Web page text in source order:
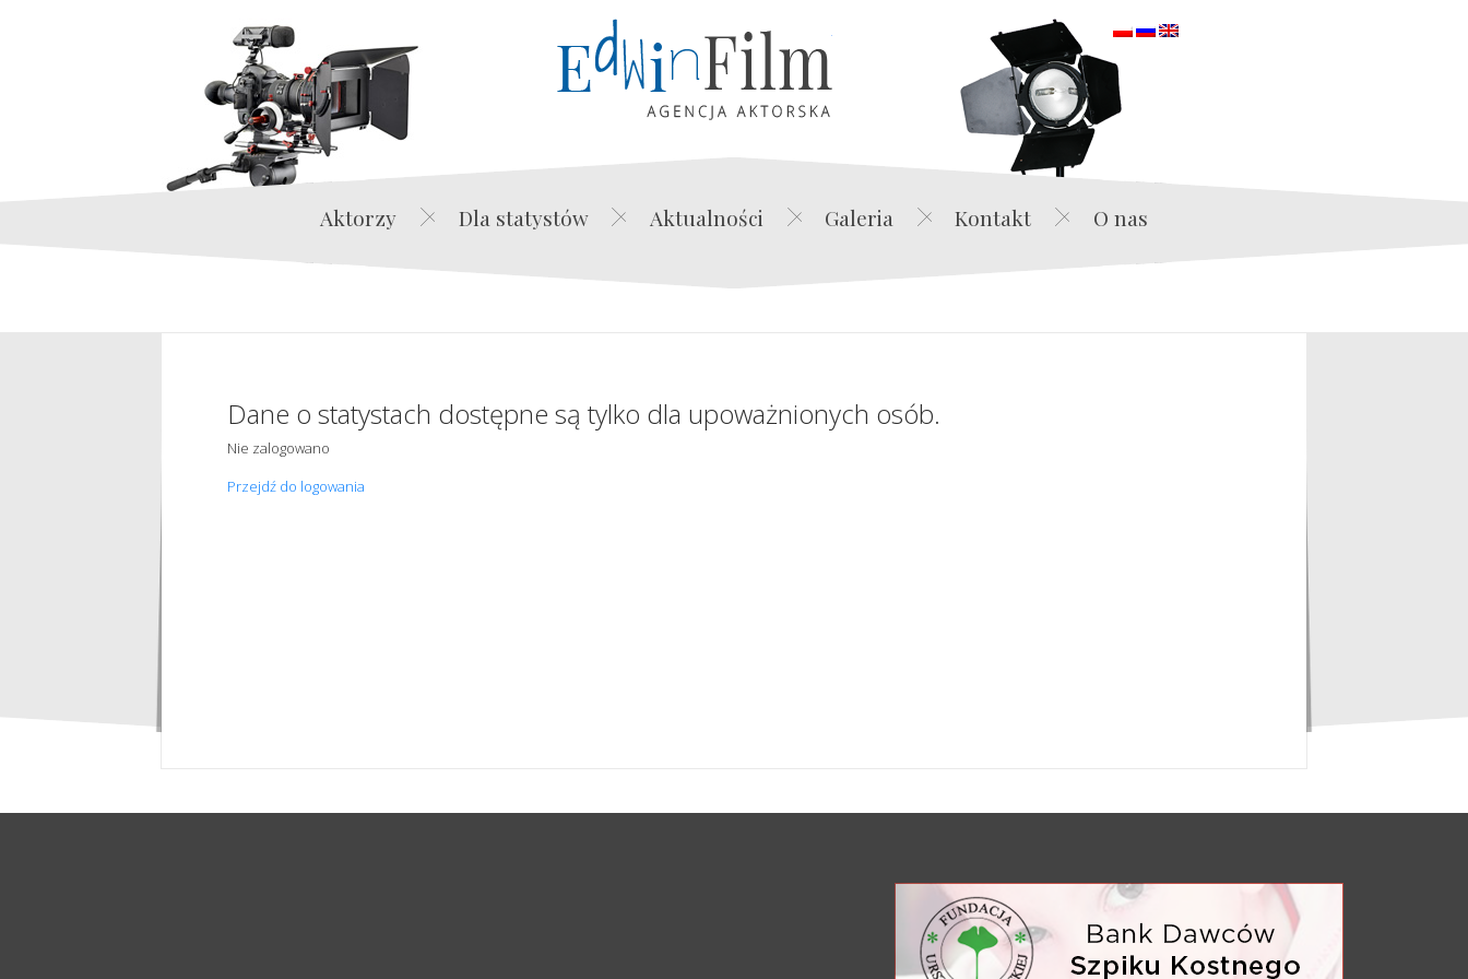
Edwin Film Agencja Aktorska
Aktorzy Dla statystów Aktualności Galeria Kontakt O nas
Dane o statystach dostępne są tylko dla upoważnionych osób.
Nie zalogowano
Przejdź do logowania